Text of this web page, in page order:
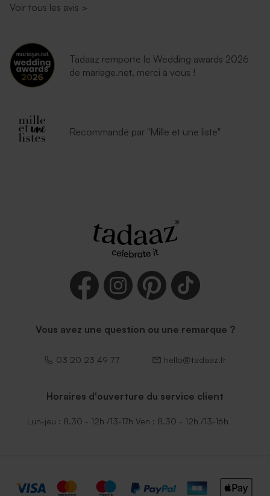
Voir tous les avis >
Tadaaz remporte le Wedding awards 2026
de mariage.net, merci à vous !
Recommandé par "Mille et une liste"
Vous avez une question ou une remarque ?
03 20 23 49 77 hello@tadaaz.fr
Horaires d'ouverture du service client
Lun-jeu : 8.30 - 12h /13-17h Ven : 8.30 - 12h /13-16h